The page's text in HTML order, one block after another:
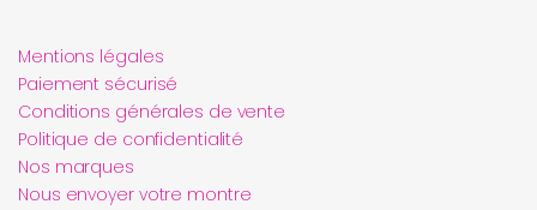
Mentions légales
Paiement sécurisé
Conditions générales de vente
Politique de confidentialité
Nos marques
Nous envoyer votre montre